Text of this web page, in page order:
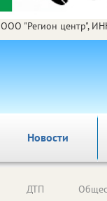
ООО "Регион центр",
Новости
ДТП